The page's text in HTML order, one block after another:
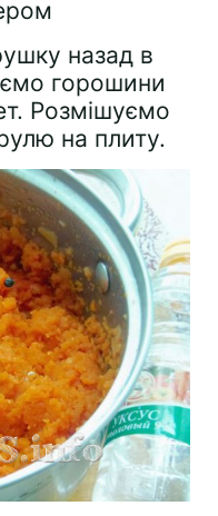
назад в
горошини
Розмішуємо
на плиту.